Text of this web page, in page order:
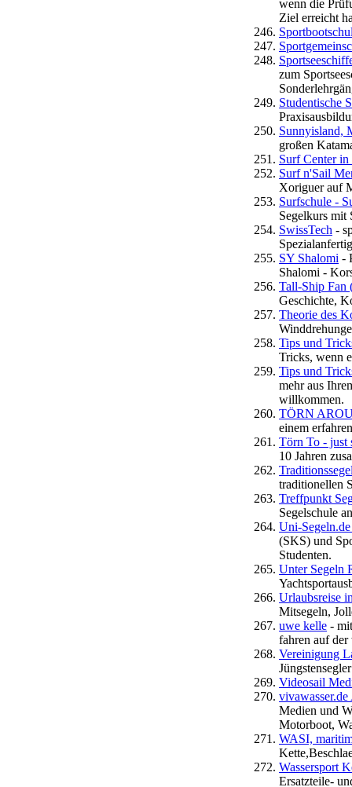
wenn die
Ziel erreicht
zum
Studentische
Sunnyisland,
großen
Surf Center in
Surf n'Sail
Xoriguer auf
Surfschule -
Segelkurs mit
SwissTech -
SY Shalomi -
Shalomi -
Tall-Ship Fan
Geschichte,
Theorie des
Tips und
Tricks, wenn
Tips und
mehr aus
willkommen.
TÖRN
einem
Törn To - just
10 Jahren
traditionellen
Treffpunkt
Segelschule
Uni-
(SKS) und
Studenten.
Unter Segeln
Urlaubsreise
Mitsegeln,
uwe kelle -
fahren auf der
Vereinigung
Videosail
Medien und
Motorboot,
WASI,
Wassersport
Ersatzteile-